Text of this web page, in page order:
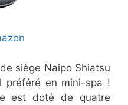
siège Naipo Shiatsu
préféré en mini-spa !
est doté de quatre